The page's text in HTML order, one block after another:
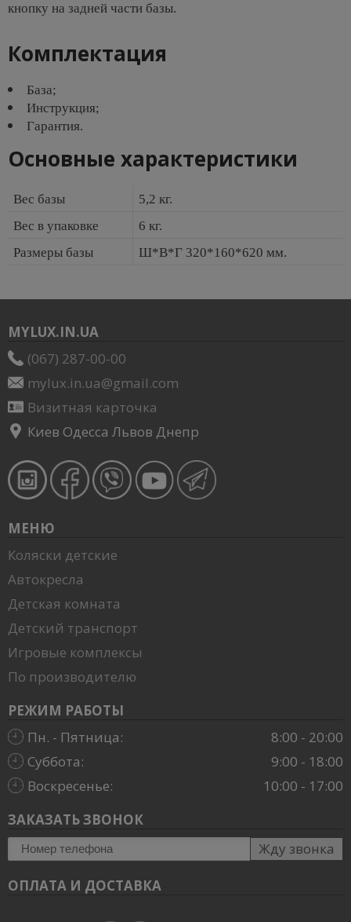
кнопку на задней части базы.
Комплектация
База;
Инструкция;
Гарантия.
Основные характеристики
Вес базы
5,2 кг.
Вес в упаковке
6 кг.
Размеры базы
Ш*В*Г 320*160*620 мм.
MYLUX.IN.UA
(067) 287-00-00
mylux.in.ua@gmail.com
Визитная карточка
Киев Одесса Львов Днепр
МЕНЮ
Коляски детские
Автокресла
Детская комната
Детский транспорт
Игровые комплексы
По производителю
РЕЖИМ РАБОТЫ
Пн. - Пятница:
8:00 - 20:00
Суббота:
9:00 - 18:00
Воскресенье:
10:00 - 17:00
ЗАКАЗАТЬ ЗВОНОК
Жду звонка
ОПЛАТА И ДОСТАВКА